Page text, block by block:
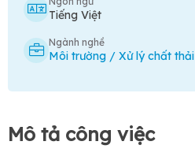
Tiếng Việt
Ngành nghề
Môi trường / Xử lý chất thải
Mô tả công việc